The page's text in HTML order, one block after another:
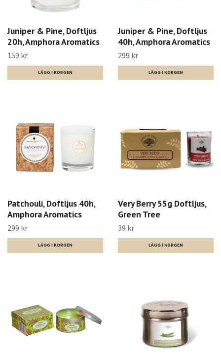
Juniper & Pine, Doftljus
20h, Amphora Aromatics
159 kr
Juniper & Pine, Doftljus
40h, Amphora Aromatics
299 kr
Patchouli, Doftljus 40h,
Amphora Aromatics
299 kr
Very Berry 55g Doftljus,
Green Tree
39 kr